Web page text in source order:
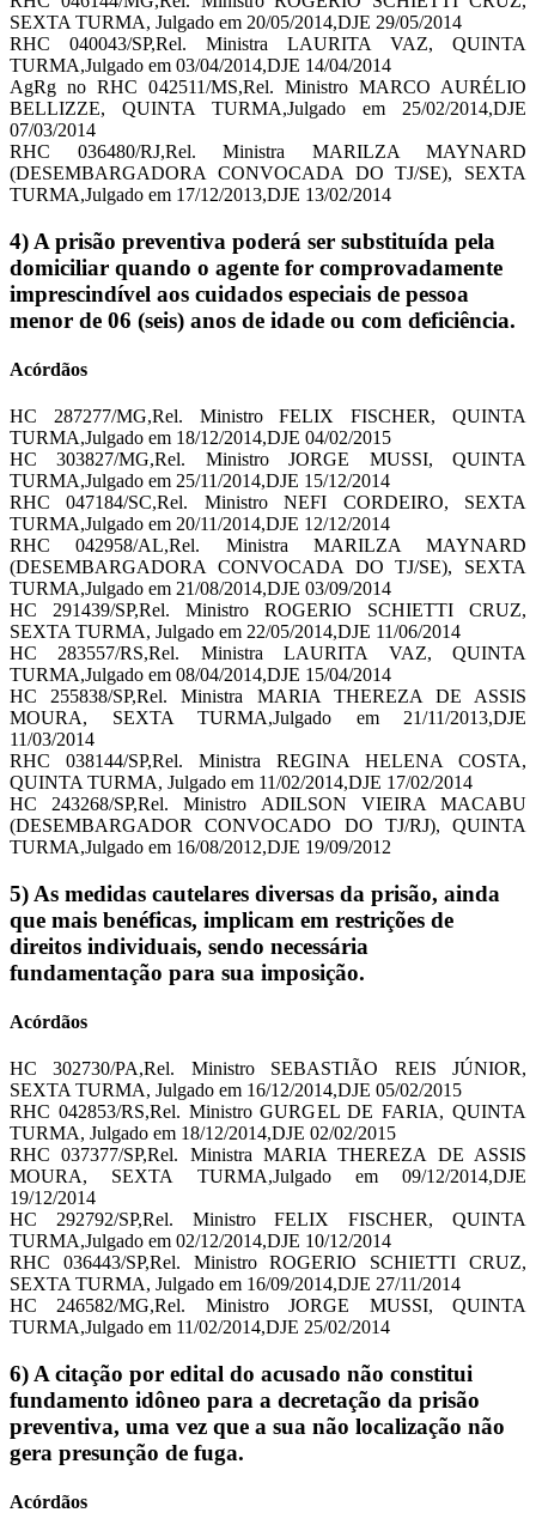
SEXTA TURMA, Julgado em 20/05/2014,DJE 29/05/2014
RHC 040043/SP,Rel. Ministra LAURITA VAZ, QUINTA
TURMA,Julgado em 03/04/2014,DJE 14/04/2014
AgRg no RHC 042511/MS,Rel. Ministro MARCO AURÉLIO
BELLIZZE, QUINTA TURMA,Julgado em 25/02/2014,DJE
07/03/2014
RHC 036480/RJ,Rel. Ministra MARILZA MAYNARD
(DESEMBARGADORA CONVOCADA DO TJ/SE), SEXTA
TURMA,Julgado em 17/12/2013,DJE 13/02/2014
4) A prisão preventiva poderá ser substituída pela
domiciliar quando o agente for comprovadamente
imprescindível aos cuidados especiais de pessoa
menor de 06 (seis) anos de idade ou com deficiência.
Acórdãos
HC 287277/MG,Rel. Ministro FELIX FISCHER, QUINTA
TURMA,Julgado em 18/12/2014,DJE 04/02/2015
HC 303827/MG,Rel. Ministro JORGE MUSSI, QUINTA
TURMA,Julgado em 25/11/2014,DJE 15/12/2014
RHC 047184/SC,Rel. Ministro NEFI CORDEIRO, SEXTA
TURMA,Julgado em 20/11/2014,DJE 12/12/2014
RHC 042958/AL,Rel. Ministra MARILZA MAYNARD
(DESEMBARGADORA CONVOCADA DO TJ/SE), SEXTA
TURMA,Julgado em 21/08/2014,DJE 03/09/2014
HC 291439/SP,Rel. Ministro ROGERIO SCHIETTI CRUZ,
SEXTA TURMA, Julgado em 22/05/2014,DJE 11/06/2014
HC 283557/RS,Rel. Ministra LAURITA VAZ, QUINTA
TURMA,Julgado em 08/04/2014,DJE 15/04/2014
HC 255838/SP,Rel. Ministra MARIA THEREZA DE ASSIS
MOURA, SEXTA TURMA,Julgado em 21/11/2013,DJE
11/03/2014
RHC 038144/SP,Rel. Ministra REGINA HELENA COSTA,
QUINTA TURMA, Julgado em 11/02/2014,DJE 17/02/2014
HC 243268/SP,Rel. Ministro ADILSON VIEIRA MACABU
(DESEMBARGADOR CONVOCADO DO TJ/RJ), QUINTA
TURMA,Julgado em 16/08/2012,DJE 19/09/2012
5) As medidas cautelares diversas da prisão, ainda
que mais benéficas, implicam em restrições de
direitos individuais, sendo necessária
fundamentação para sua imposição.
Acórdãos
HC 302730/PA,Rel. Ministro SEBASTIÃO REIS JÚNIOR,
SEXTA TURMA, Julgado em 16/12/2014,DJE 05/02/2015
RHC 042853/RS,Rel. Ministro GURGEL DE FARIA, QUINTA
TURMA, Julgado em 18/12/2014,DJE 02/02/2015
RHC 037377/SP,Rel. Ministra MARIA THEREZA DE ASSIS
MOURA, SEXTA TURMA,Julgado em 09/12/2014,DJE
19/12/2014
HC 292792/SP,Rel. Ministro FELIX FISCHER, QUINTA
TURMA,Julgado em 02/12/2014,DJE 10/12/2014
RHC 036443/SP,Rel. Ministro ROGERIO SCHIETTI CRUZ,
SEXTA TURMA, Julgado em 16/09/2014,DJE 27/11/2014
HC 246582/MG,Rel. Ministro JORGE MUSSI, QUINTA
TURMA,Julgado em 11/02/2014,DJE 25/02/2014
6) A citação por edital do acusado não constitui
fundamento idôneo para a decretação da prisão
preventiva, uma vez que a sua não localização não
gera presunção de fuga.
Acórdãos